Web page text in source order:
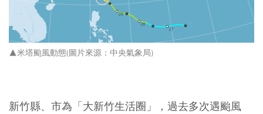
▲米塔颱風動態(圖片來源：中央氣象局)
新竹縣、市為「大新竹生活圈」，過去多次遇颱風